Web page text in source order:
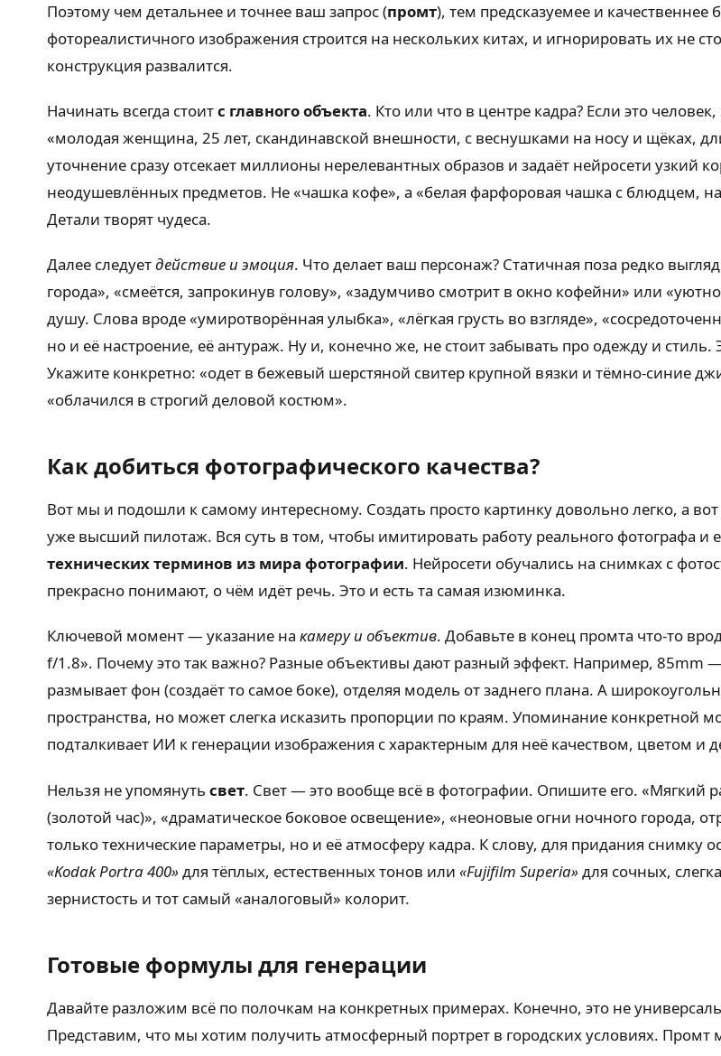
Поэтому чем детальнее и точнее ваш запрос (промт), тем предсказуемее и
фотореалистичного изображения строится на нескольких китах, и игнорировать их не
конструкция развалится.
Начинать всегда стоитс главного объекта. Кто или что в центре кадра? Если это
«молодая женщина, 25 лет, скандинавской внешности, с веснушками на носу и щёках,
уточнение сразу отсекает миллионы нерелевантных образов и задаёт нейросети узкий
неодушевлённых предметов. Не «чашка кофе», а «белая фарфоровая чашка с блюдцем,
Детали творят чудеса.
Далее следуетдействие и эмоция. Что делает ваш персонаж? Статичная поза редко
города», «смеётся, запрокинув голову», «задумчиво смотрит в окно кофейни» или
душу. Слова вроде «умиротворённая улыбка», «лёгкая грусть во взгляде»,
но и её настроение, её антураж. Ну и, конечно же, не стоит забывать про одежду и
Укажите конкретно: «одет в бежевый шерстяной свитер крупной вязки и тёмно-синие
«облачился в строгий деловой костюм».
Как добиться фотографического качества?
Вот мы и подошли к самому интересному. Создать просто картинку довольно легко, а
уже высший пилотаж. Вся суть в том, чтобы имитировать работу реального фотографа и
технических терминов из мира фотографии. Нейросети обучались на снимках с
прекрасно понимают, о чём идёт речь. Это и есть та самая изюминка.
Ключевой момент — указание на камеру и объектив. Добавьте в конец промта что-то
f/1.8». Почему это так важно? Разные объективы дают разный эффект. Например, 85mm
размывает фон (создаёт то самое боке), отделяя модель от заднего плана. А
пространства, но может слегка исказить пропорции по краям. Упоминание конкретной
подталкивает ИИ к генерации изображения с характерным для неё качеством, цветом и
Нельзя не упомянуть свет. Свет — это вообще всё в фотографии. Опишите его. «Мягкий
(золотой час)», «драматическое боковое освещение», «неоновые огни ночного города,
только технические параметры, но и её атмосферу кадра. К слову, для придания
«Kodak Portra 400»для тёплых, естественных тонов или «Fujifilm Superia»для сочных,
зернистость и тот самый «аналоговый» колорит.
Готовые формулы для генерации
Давайте разложим всё по полочкам на конкретных примерах. Конечно, это не
Представим, что мы хотим получить атмосферный портрет в городских условиях. Промт